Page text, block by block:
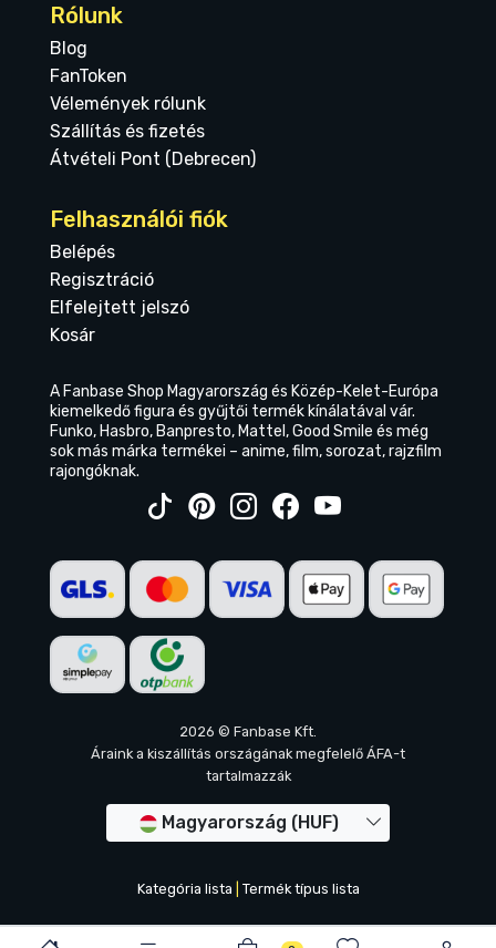
Rólunk
Blog
FanToken
Vélemények rólunk
Szállítás és fizetés
Átvételi Pont (Debrecen)
Felhasználói fiók
Belépés
Regisztráció
Elfelejtett jelszó
Kosár
A Fanbase Shop Magyarország és Közép-Kelet-Európa
kiemelkedő figura és gyűjtői termék kínálatával vár.
Funko, Hasbro, Banpresto, Mattel, Good Smile és még
sok más márka termékei – anime, film, sorozat, rajzfilm
rajongóknak.
2026 © Fanbase Kft.
Áraink a kiszállítás országának megfelelő ÁFA-t
tartalmazzák
Magyarország (HUF)
Kategória lista Termék típus lista